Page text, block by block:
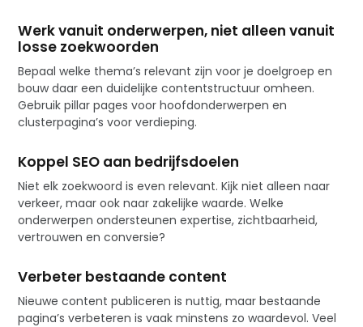
Werk vanuit onderwerpen, niet alleen vanuit
losse zoekwoorden
Bepaal welke thema’s relevant zijn voor je doelgroep en
bouw daar een duidelijke contentstructuur omheen.
Gebruik pillar pages voor hoofdonderwerpen en
clusterpagina’s voor verdieping.
Koppel SEO aan bedrijfsdoelen
Niet elk zoekwoord is even relevant. Kijk niet alleen naar
verkeer, maar ook naar zakelijke waarde. Welke
onderwerpen ondersteunen expertise, zichtbaarheid,
vertrouwen en conversie?
Verbeter bestaande content
Nieuwe content publiceren is nuttig, maar bestaande
pagina’s verbeteren is vaak minstens zo waardevol. Veel